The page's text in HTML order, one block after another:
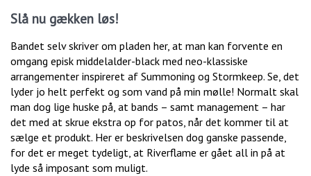
Slå nu gækken løs!
Bandet selv skriver om pladen her, at man kan forvente en
omgang episk middelalder-black med neo-klassiske
arrangementer inspireret af Summoning og Stormkeep. Se, det
lyder jo helt perfekt og som vand på min mølle! Normalt skal
man dog lige huske på, at bands – samt management – har
det med at skrue ekstra op for patos, når det kommer til at
sælge et produkt. Her er beskrivelsen dog ganske passende,
for det er meget tydeligt, at Riverflame er gået all in på at
lyde så imposant som muligt.